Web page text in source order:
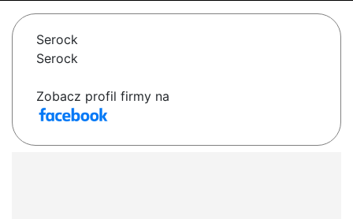
Serock
Serock
Zobacz profil firmy na